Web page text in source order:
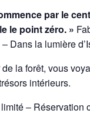
par le
le point zéro. »
Dans la lumière
la forêt, vous
intérieurs.
– Réservation